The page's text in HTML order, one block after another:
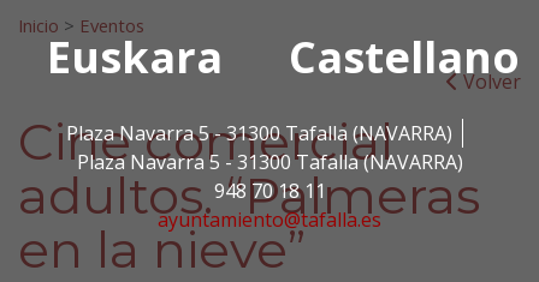
Euskara Castellano
Plaza Navarra 5 - 31300 Tafalla (NAVARRA)
Plaza Navarra 5 - 31300 Tafalla (NAVARRA)
948 70 18 11
ayuntamiento@tafalla.es
Search for:
Inicio > Eventos
Volver
Cine comercial
adultos. “Palmeras
en la nieve”